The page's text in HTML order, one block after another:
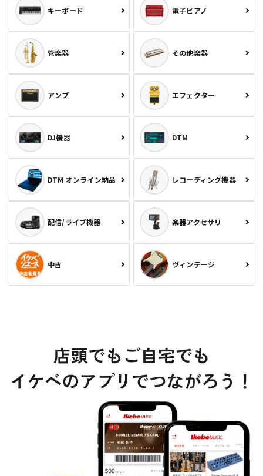
キーボード 電子ピアノ
管楽器 その他楽器
アンプ エフェクター
DJ機器 DTM
DTM オンライン納品 レコーディング機器
配信/ライブ機器 楽器アクセサリ
中古 ヴィンテージ